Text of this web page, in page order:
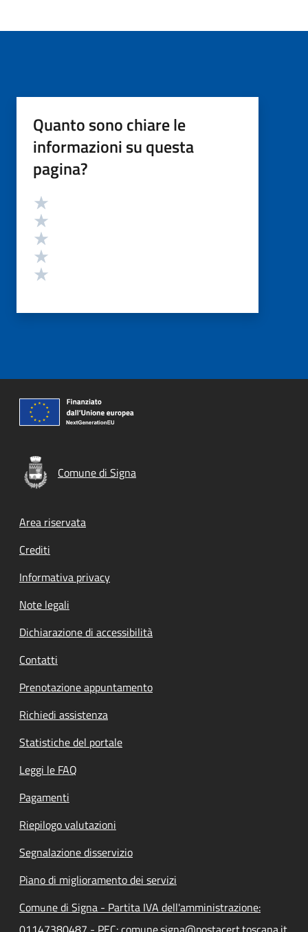
Quanto sono chiare le
informazioni su questa
pagina?
Valutazione
Comune di Signa
Footer menu
Area riservata
Crediti
Informativa privacy
Note legali
Dichiarazione di accessibilità
Contatti
Prenotazione appuntamento
Richiedi assistenza
Statistiche del portale
Leggi le FAQ
Pagamenti
Riepilogo valutazioni
Segnalazione disservizio
Piano di miglioramento dei servizi
Comune di Signa - Partita IVA dell'amministrazione: